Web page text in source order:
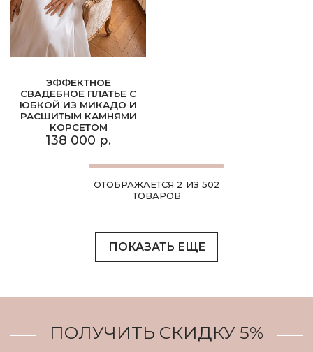
ЭФФЕКТНОЕ
СВАДЕБНОЕ ПЛАТЬЕ С
ЮБКОЙ ИЗ МИКАДО И
РАСШИТЫМ КАМНЯМИ
КОРСЕТОМ
138 000 р.
ОТОБРАЖАЕТСЯ 2 ИЗ 502
ТОВАРОВ
ПОКАЗАТЬ ЕЩЕ
ПОЛУЧИТЬ СКИДКУ 5%